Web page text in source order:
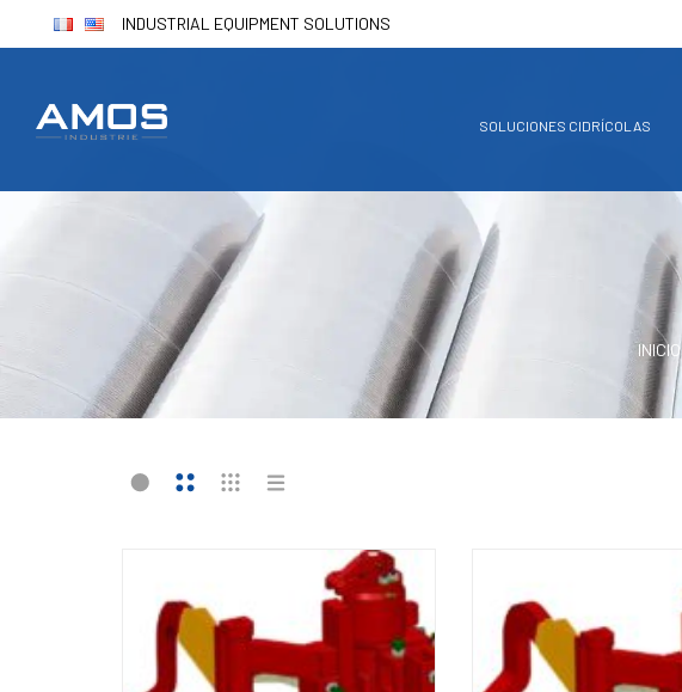
INDUSTRIAL EQUIPMENT SOLUTIONS
SOLUCIONES CIDRÍCOLAS
INICIO